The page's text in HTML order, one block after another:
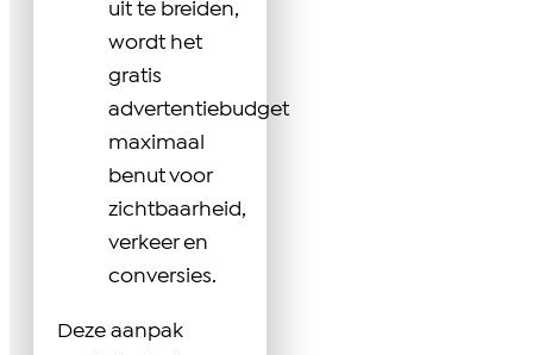
uit te breiden,
wordt het
gratis
advertentiebudget
maximaal
benut voor
zichtbaarheid,
verkeer en
conversies.
Deze aanpak